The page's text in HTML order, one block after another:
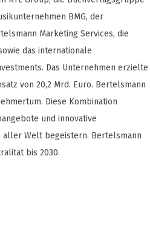
BMG, der
Marketing Services, die
das internationale
Das Unternehmen erzielte
von 20,2 Mrd. Euro. Bertelsmann
Diese Kombination
und innovative
aller Welt begeistern. Bertelsmann
bis 2030.